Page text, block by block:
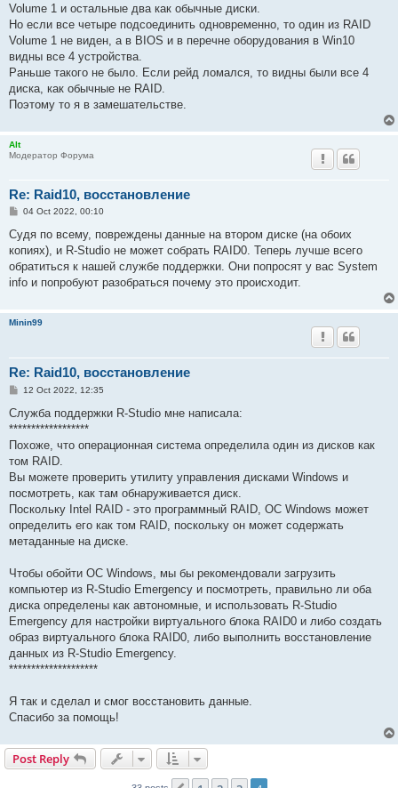
Volume 1 и остальные два как обычные диски.
Но если все четыре подсоединить одновременно, то один из RAID
Volume 1 не виден, а в BIOS и в перечне оборудования в Win10
видны все 4 устройства.
Раньше такого не было. Если рейд ломался, то видны были все 4
диска, как обычные не RAID.
Поэтому то я в замешательстве.
Alt
Модератор Форума
Re: Raid10, восстановление
P
s
t
04 Oct 2022, 00:10
Судя по всему, повреждены данные на втором диске (на обоих
копиях), и R-Studio не может собрать RAID0. Теперь лучше всего
обратиться к нашей службе поддержки. Они попросят у вас System
info и попробуют разобраться почему это происходит.
Minin99
Re: Raid10, восстановление
P
s
12 Oct 2022, 12:35
Служба поддержки R-Studio мне написала:
******************
Похоже, что операционная система определила один из дисков как
том RAID.
Вы можете проверить утилиту управления дисками Windows и
посмотреть, как там обнаруживается диск.
Поскольку Intel RAID - это программный RAID, ОС Windows может
определить его как том RAID, поскольку он может содержать
метаданные на диске.
Чтобы обойти ОС Windows, мы бы рекомендовали загрузить
компьютер из R-Studio Emergency и посмотреть, правильно ли оба
диска определены как автономные, и использовать R-Studio
Emergency для настройки виртуального блока RAID0 и либо создать
образ виртуального блока RAID0, либо выполнить восстановление
данных из R-Studio Emergency.
********************
Я так и сделал и смог восстановить данные.
Спасибо за помощь!
Post Reply